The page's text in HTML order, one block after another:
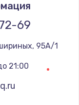
69
95А/1
21:00